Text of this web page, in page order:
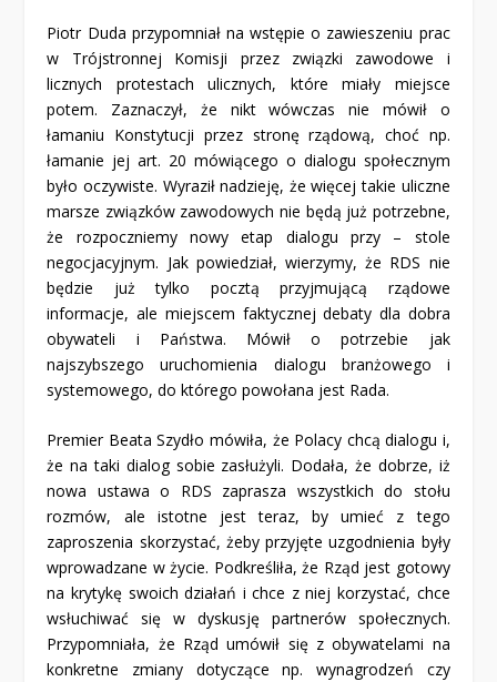
Piotr Duda przypomniał na wstępie o zawieszeniu prac
w Trójstronnej Komisji przez związki zawodowe i
licznych protestach ulicznych, które miały miejsce
potem. Zaznaczył, że nikt wówczas nie mówił o
łamaniu Konstytucji przez stronę rządową, choć np.
łamanie jej art. 20 mówiącego o dialogu społecznym
było oczywiste. Wyraził nadzieję, że więcej takie uliczne
marsze związków zawodowych nie będą już potrzebne,
że rozpoczniemy nowy etap dialogu przy – stole
negocjacyjnym. Jak powiedział, wierzymy, że RDS nie
będzie już tylko pocztą przyjmującą rządowe
informacje, ale miejscem faktycznej debaty dla dobra
obywateli i Państwa. Mówił o potrzebie jak
najszybszego uruchomienia dialogu branżowego i
systemowego, do którego powołana jest Rada.
Premier Beata Szydło mówiła, że Polacy chcą dialogu i,
że na taki dialog sobie zasłużyli. Dodała, że dobrze, iż
nowa ustawa o RDS zaprasza wszystkich do stołu
rozmów, ale istotne jest teraz, by umieć z tego
zaproszenia skorzystać, żeby przyjęte uzgodnienia były
wprowadzane w życie. Podkreśliła, że Rząd jest gotowy
na krytykę swoich działań i chce z niej korzystać, chce
wsłuchiwać się w dyskusję partnerów społecznych.
Przypomniała, że Rząd umówił się z obywatelami na
konkretne zmiany dotyczące np. wynagrodzeń czy